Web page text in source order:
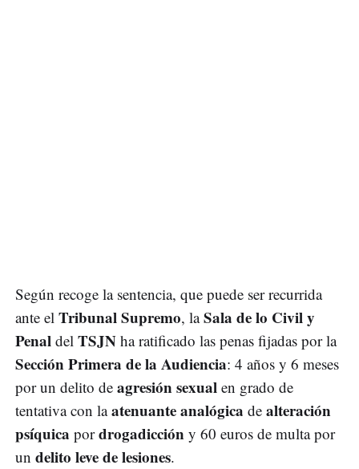
Según recoge la sentencia, que puede ser recurrida
ante el Tribunal Supremo, laSala de lo Civil y
Penal del TSJN ha ratificado las penas fijadas por la
Sección Primera de la Audiencia: 4 años y 6 meses
por un delito de agresión sexual en grado de
tentativa con laatenuante analógica de alteración
psíquica pordrogadicción y 60 euros de multa por
un delito leve de lesiones.